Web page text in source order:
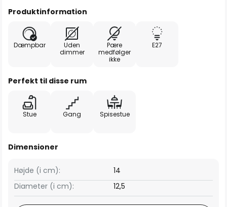
Produktinformation
Dæmpbar
Uden
dimmer
Pære
medfølger
ikke
E27
Perfekt til disse rum
Stue Gang Spisestue
Dimensioner
Højde (i cm):
14
Diameter (i cm):
12,5